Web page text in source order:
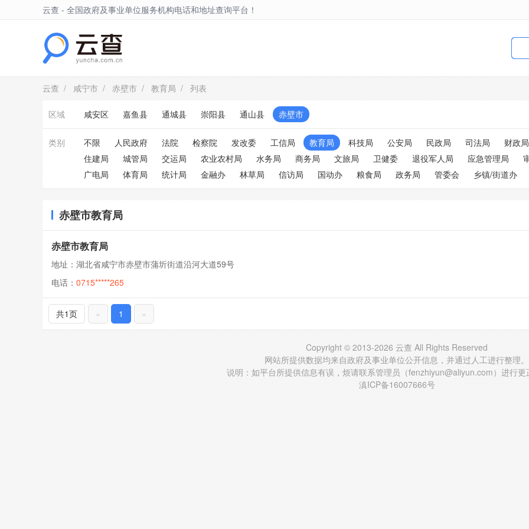
云查 - 全国政府及事业单位服务机构电话和地址查询平台！
云查/咸宁市/赤壁市/教育局/ 列表
区域 咸安区 嘉鱼县 通城县 崇阳县 通山县 赤壁市
类别 不限 人民政府 法院 检察院 发改委 工信局 教育局 科技局 公安局 民政局 司法局 财政局
住建局
城管局 交运局 农业农村局 水务局 商务局 文旅局 卫健委 退役军人局 应急管理局
广电局
体育局 统计局 金融办 林草局 信访局 国动办 粮食局 政务局 管委会 乡镇/街道办
赤壁市教育局
赤壁市教育局
地址：湖北省咸宁市赤壁市蒲圻街道沿河大道59号
电话： 0715*****265
共1页 « 1 »
Copyright © 2013-2026 云查 All Rights Reserved
网站所提供数据均来自政府及事业单位公开信息，并通过人工进行整理。
说明：如平台所提供信息有误，烦请联系管理员（fenzhiyun@aliyun.com）进行更
滇ICP备16007666号